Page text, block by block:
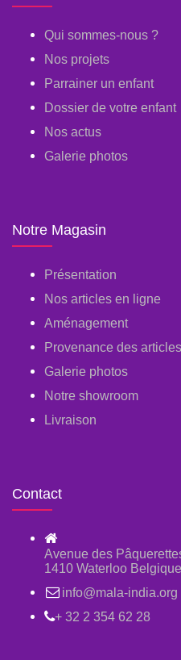
Qui sommes-nous ?
Nos projets
Parrainer un enfant
Dossier de votre enfant
Nos actus
Galerie photos
Notre Magasin
Présentation
Nos articles en ligne
Aménagement
Provenance des articles
Galerie photos
Notre showroom
Livraison
Contact
Avenue des
1410 Waterloo Belgique
info@mala-india.org
+ 32 2 354 62 28